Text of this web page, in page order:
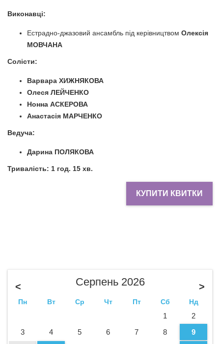
Виконавці:
Естрадно-джазовий ансамбль під керівництвом Олексія
МОВЧАНА
Солісти:
Варвара ХИЖНЯКОВА
Олеся ЛЕЙЧЕНКО
Нонна АСКЕРОВА
Анастасія МАРЧЕНКО
Ведуча:
Дарина ПОЛЯКОВА
Тривалість: 1 год. 15 хв.
КУПИТИ КВИТКИ
Серпень 2026 >
<
Пн Вт Ср Чт Пт Сб Нд
1
2
3
4 5 6 7 8 9